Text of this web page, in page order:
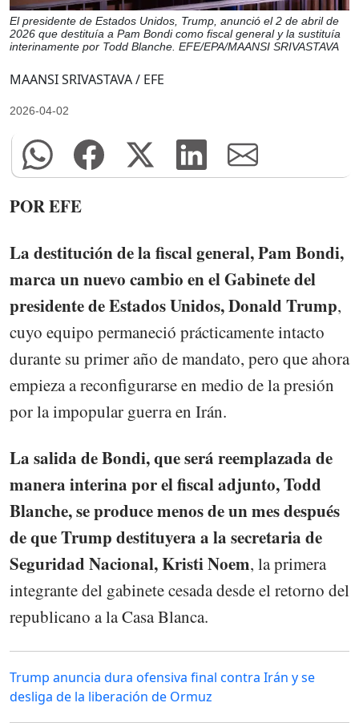
El presidente de Estados Unidos, Trump, anunció el 2 de abril de
2026 que destituía a Pam Bondi como fiscal general y la sustituía
interinamente por Todd Blanche. EFE/EPA/MAANSI SRIVASTAVA
MAANSI SRIVASTAVA / EFE
2026-04-02
POR EFE
La destitución de la fiscal general, Pam Bondi,
marca un nuevo cambio en el Gabinete del
presidente de Estados Unidos, Donald Trump,
cuyo equipo permaneció prácticamente intacto
durante su primer año de mandato, pero que ahora
empieza a reconfigurarse en medio de la presión
por la impopular guerra en Irán.
La salida de Bondi, que será reemplazada de
manera interina por el fiscal adjunto, Todd
Blanche, se produce menos de un mes después
de que Trump destituyera a la secretaria de
Seguridad Nacional, Kristi Noem, la primera
integrante del gabinete cesada desde el retorno del
republicano a la Casa Blanca.
Trump anuncia dura ofensiva final contra Irán y se
desliga de la liberación de Ormuz